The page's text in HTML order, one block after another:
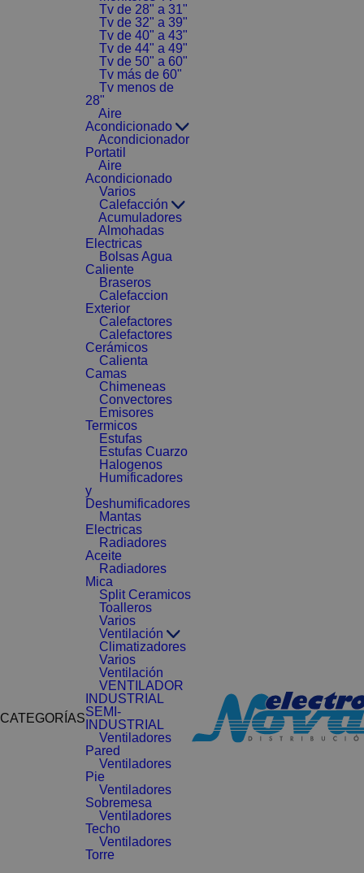
CATEGORÍAS
Tv de 28" a 31"
Tv de 32" a 39"
Tv de 40" a 43"
Tv de 44" a 49"
Tv de 50" a 60"
Tv más de 60"
Tv menos de
28"
Aire
Acondicionado
Acondicionador
Portatil
Aire
Acondicionado
Varios
Calefacción
Acumuladores
Almohadas
Electricas
Bolsas Agua
Caliente
Braseros
Calefaccion
Exterior
Calefactores
Calefactores
Cerámicos
Calienta
Camas
Chimeneas
Convectores
Emisores
Termicos
Estufas
Estufas Cuarzo
Halogenos
Humificadores
y
Deshumificadores
Mantas
Electricas
Radiadores
Aceite
Radiadores
Mica
Split Ceramicos
Toalleros
Varios
Ventilación
Climatizadores
Varios
Ventilación
VENTILADOR
INDUSTRIAL
SEMI-
INDUSTRIAL
Ventiladores
Pared
Ventiladores
Pie
Ventiladores
Sobremesa
Ventiladores
Techo
Ventiladores
Torre